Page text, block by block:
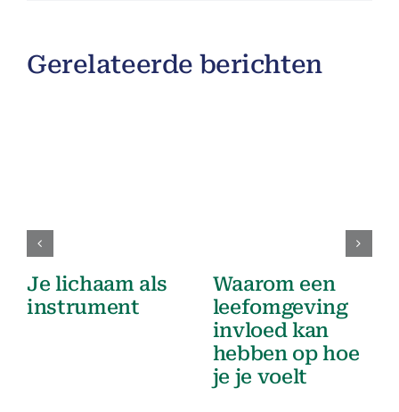
Gerelateerde berichten
Je lichaam als
instrument
Waarom een
leefomgeving
invloed kan
hebben op hoe
je je voelt